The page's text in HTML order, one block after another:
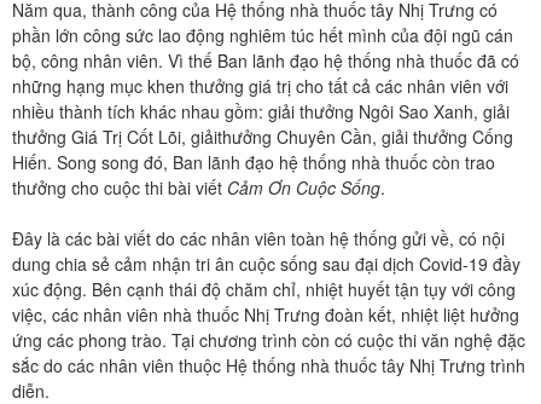
Năm qua, thành công của Hệ thống nhà thuốc tây Nhị Trưng có
phần lớn công sức lao động nghiêm túc hết mình của đội ngũ cán
bộ, công nhân viên. Vì thế Ban lãnh đạo hệ thống nhà thuốc đã có
những hạng mục khen thưởng giá trị cho tất cả các nhân viên với
nhiều thành tích khác nhau gồm: giải thưởng Ngôi Sao Xanh, giải
thưởng Giá Trị Cốt Lõi, giảithưởng Chuyên Cần, giải thưởng Cống
Hiến. Song song đó, Ban lãnh đạo hệ thống nhà thuốc còn trao
thưởng cho cuộc thi bài viết Cảm Ơn Cuộc Sống.
Đây là các bài viết do các nhân viên toàn hệ thống gửi về, có nội
dung chia sẻ cảm nhận tri ân cuộc sống sau đại dịch Covid-19 đầy
xúc động. Bên cạnh thái độ chăm chỉ, nhiệt huyết tận tụy với công
việc, các nhân viên nhà thuốc Nhị Trưng đoàn kết, nhiệt liệt hưởng
ứng các phong trào. Tại chương trình còn có cuộc thi văn nghệ đặc
sắc do các nhân viên thuộc Hệ thống nhà thuốc tây Nhị Trưng trình
diễn.